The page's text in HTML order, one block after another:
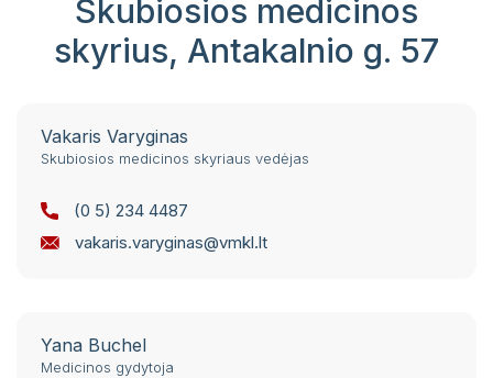
Skubiosios medicinos
skyrius, Antakalnio g. 57
Vakaris Varyginas
Skubiosios medicinos skyriaus vedėjas
(0 5) 234 4487
vakaris.varyginas@vmkl.lt
Yana Buchel
Medicinos gydytoja